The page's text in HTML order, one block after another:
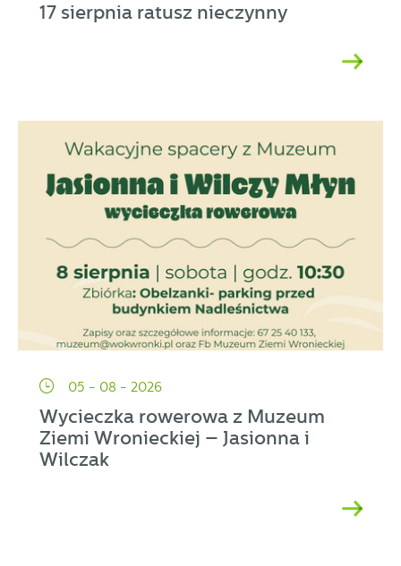
17 sierpnia ratusz nieczynny
05 - 08 - 2026
Wycieczka rowerowa z Muzeum
Ziemi Wronieckiej – Jasionna i
Wilczak